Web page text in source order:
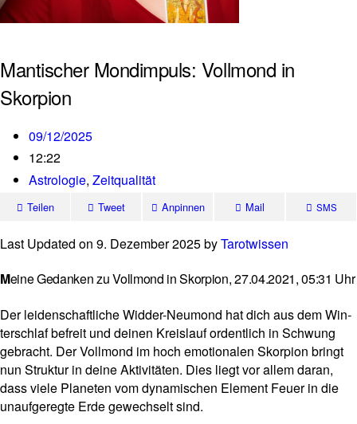
Mantischer Mondimpuls: Vollmond in
Skorpion
09/12/2025
12:22
Astrologie, Zeitqualität
Teilen Tweet Anpinnen Mail SMS
Last Updated on 9. Dezember 2025 byTarot­wissen
Meine Gedanken zu Vollmond in Skorpion, 27.04.2021, 05:31 Uhr
Der lei­den­schaft­liche Widder-Neu­mond hat dich aus dem Win­
ter­schlaf befreit und deinen Kreis­lauf ordent­lich in Schwung
gebracht. Der Voll­mond im hoch emo­tio­nalen Skor­pion bringt
nun Struktur in deine Akti­vi­täten. Dies liegt vor allem daran,
dass viele Pla­neten vom dyna­mi­schen Ele­ment Feuer in die
unauf­ge­regte Erde gewech­selt sind.